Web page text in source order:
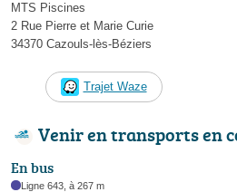
MTS Piscines
2 Rue Pierre et Marie Curie
34370 Cazouls-lès-Béziers
Trajet Waze
Venir en transports en
En bus
Ligne 643, à 267 m